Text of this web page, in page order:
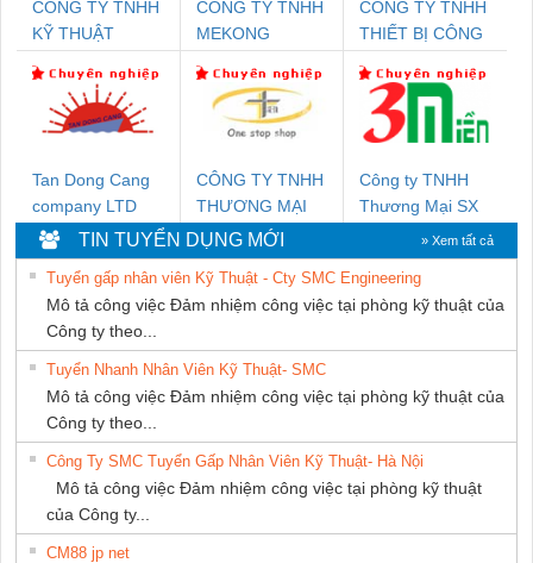
CÔNG TY TNHH
KỸ THUẬT
NAM
CÔNG TY TNHH
MEKONG
SUPPLY
CÔNG TY TNHH
THIẾT BỊ CÔNG
SETSUBI VIỆT
NAM
Tan Dong Cang
company LTD
CÔNG TY TNHH
THƯƠNG MẠI
THIÊN ÂN VIỆT
NAM
Công ty TNHH
Thương Mại SX
TIN TUYỂN DỤNG MỚI » Xem tất cả
Tuyển gấp nhân viên Kỹ Thuật - Cty SMC Engineering
Mô tả công việc Đảm nhiệm công việc tại phòng kỹ thuật của
Công ty theo...
Tuyển Nhanh Nhân Viên Kỹ Thuật- SMC
Mô tả công việc Đảm nhiệm công việc tại phòng kỹ thuật của
Công ty theo...
Công Ty SMC Tuyển Gấp Nhân Viên Kỹ Thuật- Hà Nội
Mô tả công việc Đảm nhiệm công việc tại phòng kỹ thuật
của Công ty...
CM88 jp net